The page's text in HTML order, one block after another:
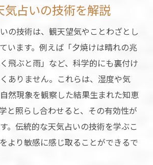
気占いの技術を解説
の技術は、観天望気やことわざとし
います。例えば「夕焼けは晴れの兆
飛ぶと雨」など、科学的にも裏付け
ありません。これらは、湿度や気
然現象を観察した結果生まれた知恵
と照らし合わせると、その有効性が
。伝統的な天気占いの技術を学ぶこ
より敏感に感じ取ることができるで